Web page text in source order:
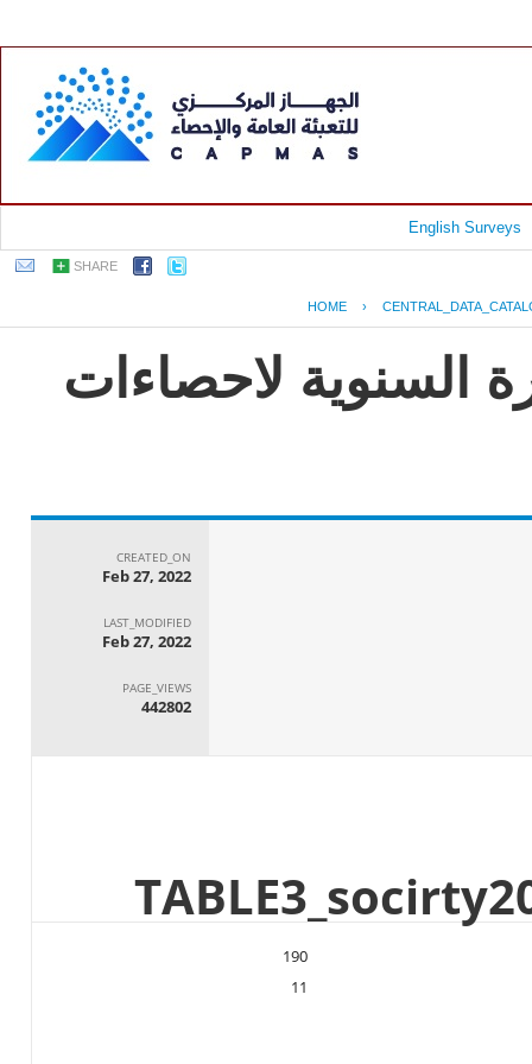
English Surveys
SHARE
HOME ›
السنوية لاحصاءات
CREATED_ON
Feb 27, 2022
LAST_MODIFIED
Feb 27, 2022
PAGE_VIEWS
442802
190
11